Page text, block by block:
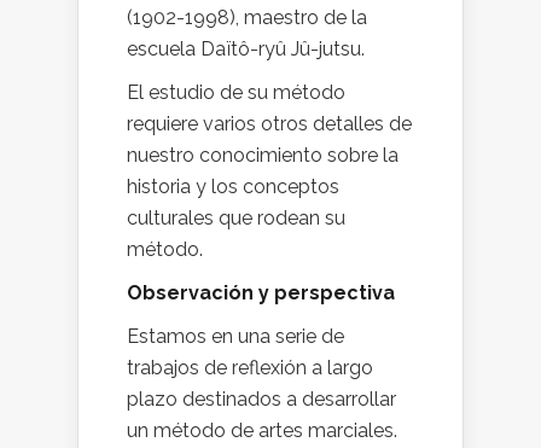
(1902-1998), maestro de la
escuela Daïtô-ryû Jû-jutsu.
El estudio de su método
requiere varios otros detalles de
nuestro conocimiento sobre la
historia y los conceptos
culturales que rodean su
método.
Observación y perspectiva
Estamos en una serie de
trabajos de reflexión a largo
plazo destinados a desarrollar
un método de artes marciales.